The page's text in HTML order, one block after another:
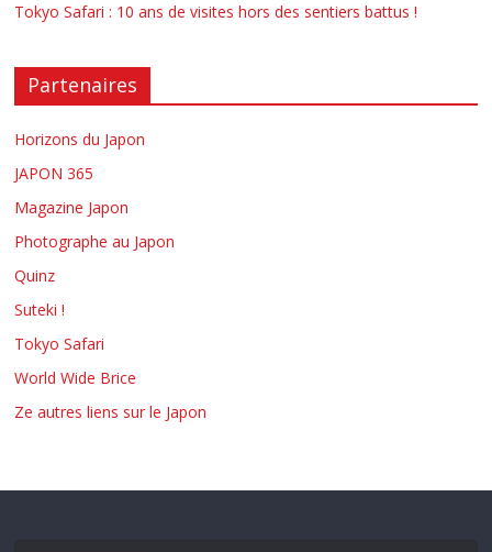
Tokyo Safari : 10 ans de visites hors des sentiers battus !
Partenaires
Horizons du Japon
JAPON 365
Magazine Japon
Photographe au Japon
Quinz
Suteki !
Tokyo Safari
World Wide Brice
Ze autres liens sur le Japon